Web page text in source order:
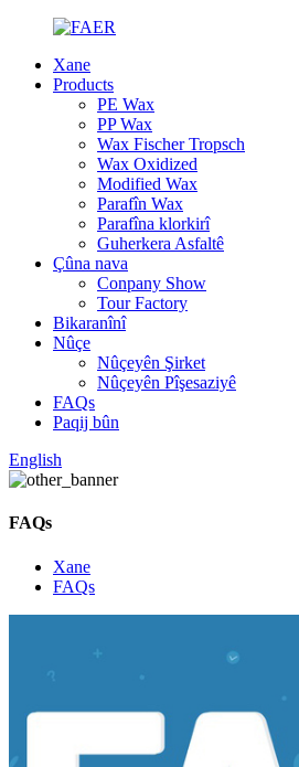
Xane
Products
PE Wax
PP Wax
Wax Fischer Tropsch
Wax Oxidized
Modified Wax
Parafîn Wax
Parafîna klorkirî
Guherkera Asfaltê
Çûna nava
Conpany Show
Tour Factory
Bikaranînî
Nûçe
Nûçeyên Şirket
Nûçeyên Pîşesaziyê
FAQs
Paqij bûn
English
FAQs
Xane
FAQs